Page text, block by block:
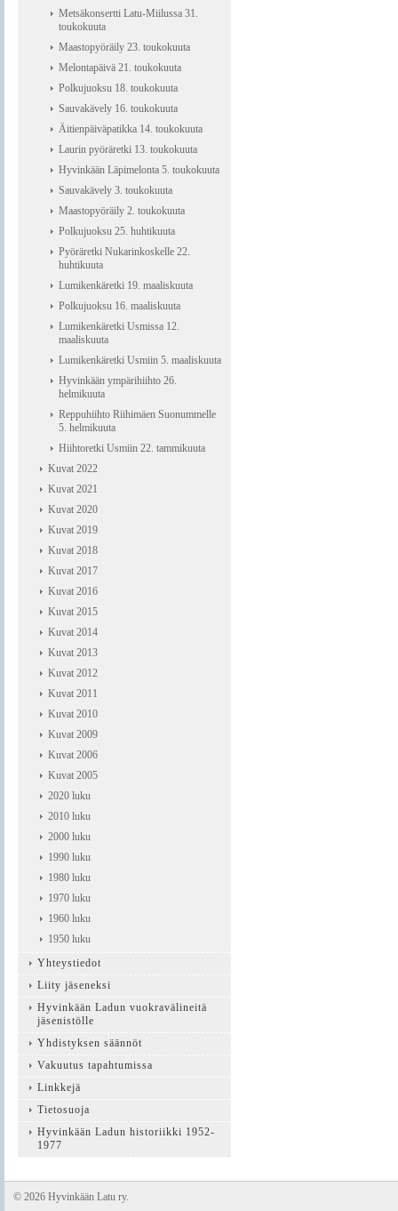
Metsäkonsertti Latu-Miilussa 31.
toukokuuta
Maastopyöräily 23. toukokuuta
Melontapäivä 21. toukokuuta
Polkujuoksu 18. toukokuuta
Sauvakävely 16. toukokuuta
Äitienpäiväpatikka 14. toukokuuta
Laurin pyöräretki 13. toukokuuta
Hyvinkään Läpimelonta 5. toukokuuta
Sauvakävely 3. toukokuuta
Maastopyöräily 2. toukokuuta
Polkujuoksu 25. huhtikuuta
Pyöräretki Nukarinkoskelle 22.
huhtikuuta
Lumikenkäretki 19. maaliskuuta
Polkujuoksu 16. maaliskuuta
Lumikenkäretki Usmissa 12.
maaliskuuta
Lumikenkäretki Usmiin 5. maaliskuuta
Hyvinkään ympärihiihto 26.
helmikuuta
Reppuhiihto Riihimäen Suonummelle
5. helmikuuta
Hiihtoretki Usmiin 22. tammikuuta
Kuvat 2022
Kuvat 2021
Kuvat 2020
Kuvat 2019
Kuvat 2018
Kuvat 2017
Kuvat 2016
Kuvat 2015
Kuvat 2014
Kuvat 2013
Kuvat 2012
Kuvat 2011
Kuvat 2010
Kuvat 2009
Kuvat 2006
Kuvat 2005
2020 luku
2010 luku
2000 luku
1990 luku
1980 luku
1970 luku
1960 luku
1950 luku
Yhteystiedot
Liity jäseneksi
Hyvinkään Ladun vuokravälineitä
jäsenistölle
Yhdistyksen säännöt
Vakuutus tapahtumissa
Linkkejä
Tietosuoja
Hyvinkään Ladun historiikki 1952-
1977
© 2026 Hyvinkään Latu ry.